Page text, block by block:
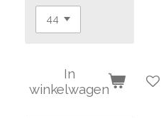
In
winkelwagen